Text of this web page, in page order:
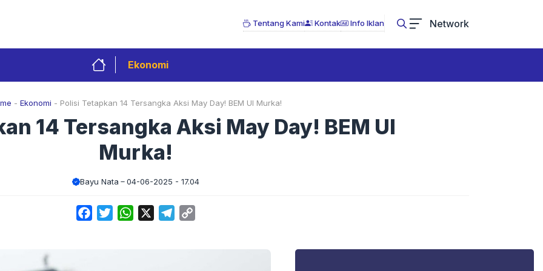
Tentang Kami Kontak Info Iklan Network
Ekonomi
- Ekonomi - Polisi Tetapkan 14 Tersangka Aksi May Day! BEM UI Murka!
14 Tersangka Aksi May Day! BEM UI
Murka!
Bayu Nata 04-06-2025 - 17.04
FacebookTwitterWhatsApp Telegram